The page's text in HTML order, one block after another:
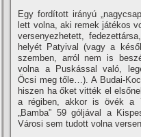
Egy fordí­tott irányú
lett volna, aki remek játékos
ver­senyezhetett,
helyét Patyival (vagy a
szemben, arról nem is
volna a Puskással való,
Öcsi meg tőle…). A Budai-
hiszen ha őket vitték el
a régiben, akkor is övék a
„Bamba” 59 góljával a
Városi sem tudott volna